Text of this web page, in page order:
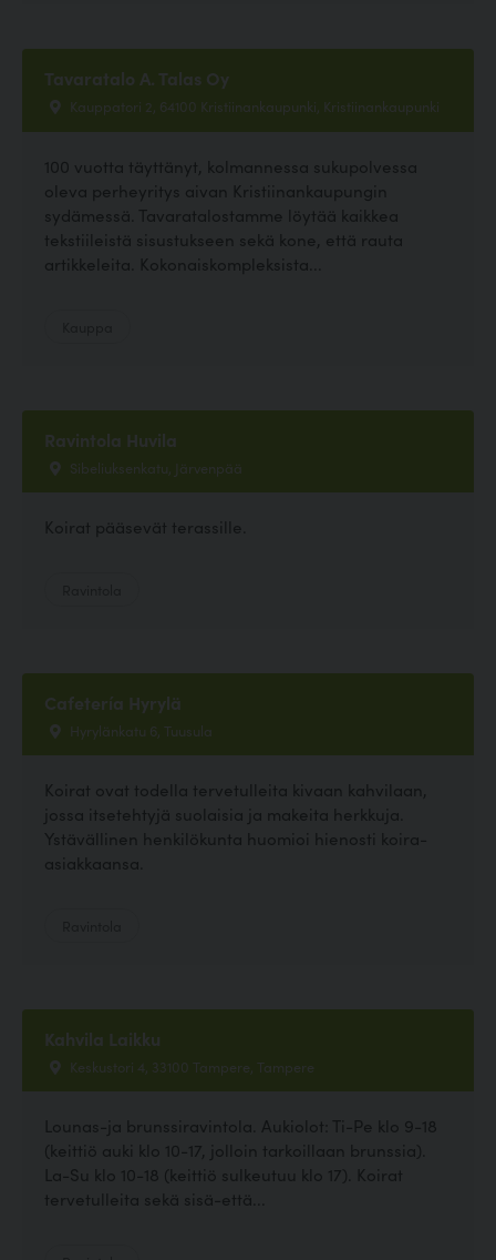
Tavaratalo A. Talas Oy
Kauppatori 2, 64100 Kristiinankaupunki, Kristiinankaupunki
100 vuotta täyttänyt, kolmannessa sukupolvessa
oleva perheyritys aivan Kristiinankaupungin
sydämessä. Tavaratalostamme löytää kaikkea
tekstiileistä sisustukseen sekä kone, että rauta
artikkeleita. Kokonaiskompleksista...
Ravintola Huvila
Sibeliuksenkatu, Järvenpää
Koirat pääsevät terassille.
Cafetería Hyrylä
Hyrylänkatu 6, Tuusula
Koirat ovat todella tervetulleita kivaan kahvilaan,
jossa itsetehtyjä suolaisia ja makeita herkkuja.
Ystävällinen henkilökunta huomioi hienosti koira-
asiakkaansa.
Kahvila Laikku
Keskustori 4, 33100 Tampere, Tampere
Lounas-ja brunssiravintola. Aukiolot: Ti-Pe klo 9-18
(keittiö auki klo 10-17, jolloin tarkoillaan brunssia).
La-Su klo 10-18 (keittiö sulkeutuu klo 17). Koirat
tervetulleita sekä sisä-että...